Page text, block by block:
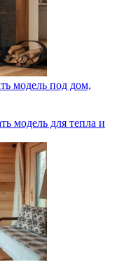
модель под дом,
модель для тепла и